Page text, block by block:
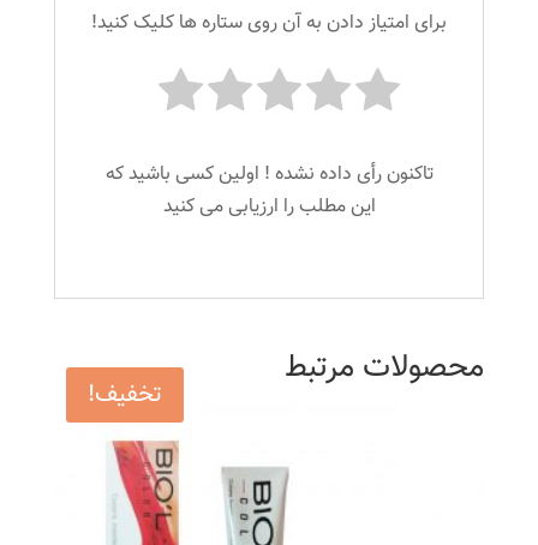
برای امتیاز دادن به آن روی ستاره ها کلیک کنید!
تاکنون رأی داده نشده ! اولین کسی باشید که
این مطلب را ارزیابی می کنید
محصولات مرتبط
تخفیف!